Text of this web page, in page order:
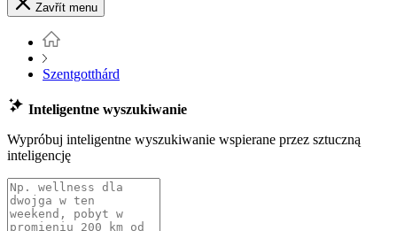
Zavřít menu
Szentgotthárd
Inteligentne wyszukiwanie
Wypróbuj inteligentne wyszukiwanie wspierane przez sztuczną
inteligencję